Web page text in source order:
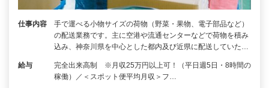
仕事内容
手で運べる小物サイズの荷物（野菜・果物、電子部品など）
の配送業務です。主に空港や流通センターなどで荷物を積み
込み、神奈川県を中心とした都内及び近県に配送していた…
給与
完全出来高制 ※月収25万円以上可！（平日週5日・8時間の
稼働）／＜スポット便平均月収＞フ…